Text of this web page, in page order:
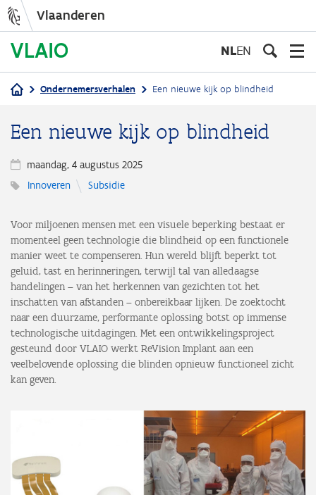
Vlaanderen
NLEN
Ondernemersverhalen Een nieuwe kijk op blindheid
Een nieuwe kijk op blindheid
maandag, 4 augustus 2025
Innoveren
Subsidie
Voor miljoenen mensen met een visuele beperking bestaat er
momenteel geen technologie die blindheid op een functionele
manier weet te compenseren. Hun wereld blijft beperkt tot
geluid, tast en herinneringen, terwijl tal van alledaagse
handelingen – van het herkennen van gezichten tot het
inschatten van afstanden – onbereikbaar lijken. De zoektocht
naar een duurzame, performante oplossing botst op immense
technologische uitdagingen. Met een ontwikkelingsproject
gesteund door VLAIO werkt ReVision Implant aan een
veelbelovende oplossing die blinden opnieuw functioneel zicht
kan geven.